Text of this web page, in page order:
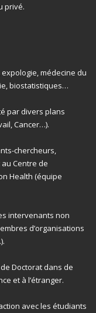
privé.
médecine du
biostatistiques…
par divers plans
Cancer…).
chercheurs,
Centre de
Health (équipe
intervenants non
d’organisations
Doctorat dans de
et à l’étranger.
avec les étudiants